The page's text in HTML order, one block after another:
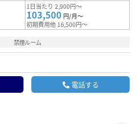
1日当たり 2,900円～
103,500 円/月～
初期費用他 16,500円～
禁煙ルーム
電話する